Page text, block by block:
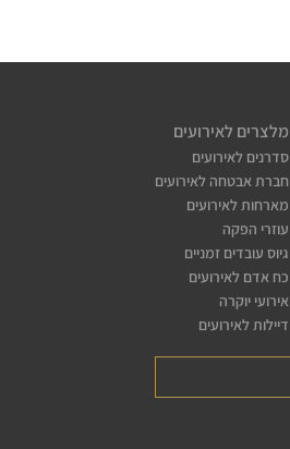
מלצרים לאירועים
סדרנים לאירועים
חברת אבטחה לאירועים
מארחות לאירועים
עוזרי הפקה
גיוס עובדים זמניים
כח אדם לאירועים
אירועי יוקרה
דיילות לאירועים